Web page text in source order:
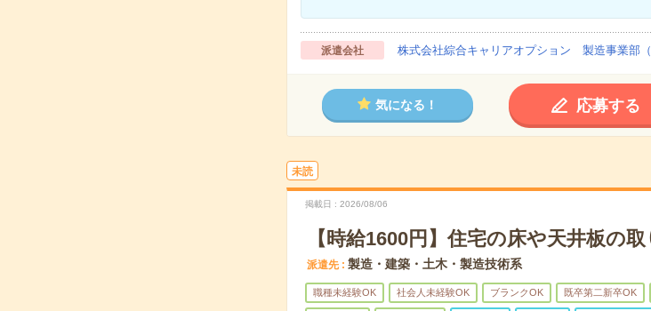
派遣会社 株式会社綜合キャリアオプション 製造事業部（
気になる！ 応募する
未読
掲載日 2026/08/06
【時給1600円】住宅の床や天井板の
派遣先 製造・建築・土木・製造技術系
職種未経験OK 社会人未経験OK ブランクOK 既卒第二新卒OK